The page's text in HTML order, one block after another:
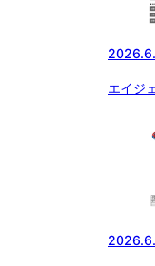
エイジ
予選